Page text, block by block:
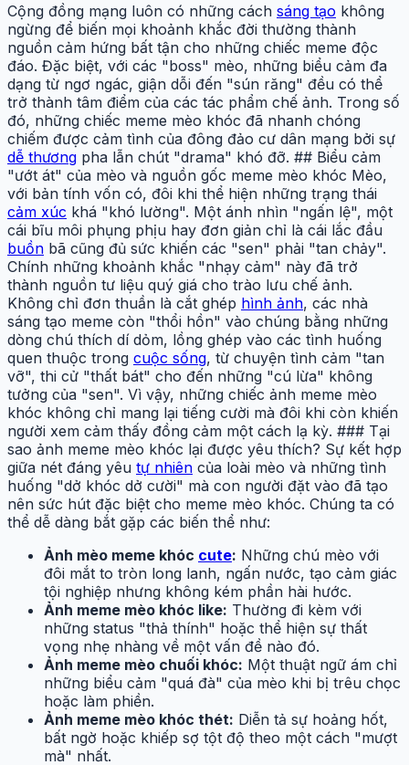
Cộng đồng mạng luôn có những cách sáng tạo không
ngừng để biến mọi khoảnh khắc đời thường thành
nguồn cảm hứng bất tận cho những chiếc meme độc
đáo. Đặc biệt, với các "boss" mèo, những biểu cảm đa
dạng từ ngơ ngác, giận dỗi đến "sún răng" đều có thể
trở thành tâm điểm của các tác phẩm chế ảnh. Trong số
đó, những chiếc meme mèo khóc đã nhanh chóng
chiếm được cảm tình của đông đảo cư dân mạng bởi sự
dễ thương pha lẫn chút "drama" khó đỡ. ## Biểu cảm
"ướt át" của mèo và nguồn gốc meme mèo khóc Mèo,
với bản tính vốn có, đôi khi thể hiện những trạng thái
cảm xúc khá "khó lường". Một ánh nhìn "ngấn lệ", một
cái bĩu môi phụng phịu hay đơn giản chỉ là cái lắc đầu
buồn bã cũng đủ sức khiến các "sen" phải "tan chảy".
Chính những khoảnh khắc "nhạy cảm" này đã trở
thành nguồn tư liệu quý giá cho trào lưu chế ảnh.
Không chỉ đơn thuần là cắt ghép hình ảnh, các nhà
sáng tạo meme còn "thổi hồn" vào chúng bằng những
dòng chú thích dí dỏm, lồng ghép vào các tình huống
quen thuộc trong cuộc sống, từ chuyện tình cảm "tan
vỡ", thi cử "thất bát" cho đến những "cú lừa" không
tưởng của "sen". Vì vậy, những chiếc ảnh meme mèo
khóc không chỉ mang lại tiếng cười mà đôi khi còn khiến
người xem cảm thấy đồng cảm một cách lạ kỳ. ### Tại
sao ảnh meme mèo khóc lại được yêu thích? Sự kết hợp
giữa nét đáng yêu tự nhiên của loài mèo và những tình
huống "dở khóc dở cười" mà con người đặt vào đã tạo
nên sức hút đặc biệt cho meme mèo khóc. Chúng ta có
thể dễ dàng bắt gặp các biến thể như:
Ảnh mèo meme khóc cute: Những chú mèo với
đôi mắt to tròn long lanh, ngấn nước, tạo cảm giác
tội nghiệp nhưng không kém phần hài hước.
Ảnh meme mèo khóc like: Thường đi kèm với
những status "thả thính" hoặc thể hiện sự thất
vọng nhẹ nhàng về một vấn đề nào đó.
Ảnh meme mèo chuối khóc: Một thuật ngữ ám chỉ
những biểu cảm "quá đà" của mèo khi bị trêu chọc
hoặc làm phiền.
Ảnh meme mèo khóc thét: Diễn tả sự hoảng hốt,
bất ngờ hoặc khiếp sợ tột độ theo một cách "mượt
mà" nhất.